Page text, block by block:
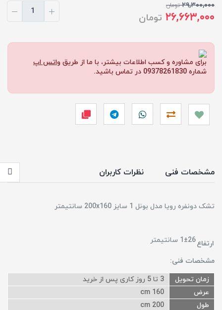
۲۹,۳۰۰,۰۰۰ تومان
۲۶,۶۶۳,۰۰۰ تومان
برای مشاوره و کسب اطلاعات بیشتر، با ما از طریق واتس اپ
شماره 09378261830 در تماس باشید.
مشخصات فنی نظرات کاربران
تشک دونفره رویا مدل بونل 1 سایز 200x160 سانتیمتر
ارتفاع1±26 سانتیمتر
مشخصات فنی:
زمان تحویل
3 تا 5 روز کاری پس از خرید
عرض
160 cm
طول
200 cm